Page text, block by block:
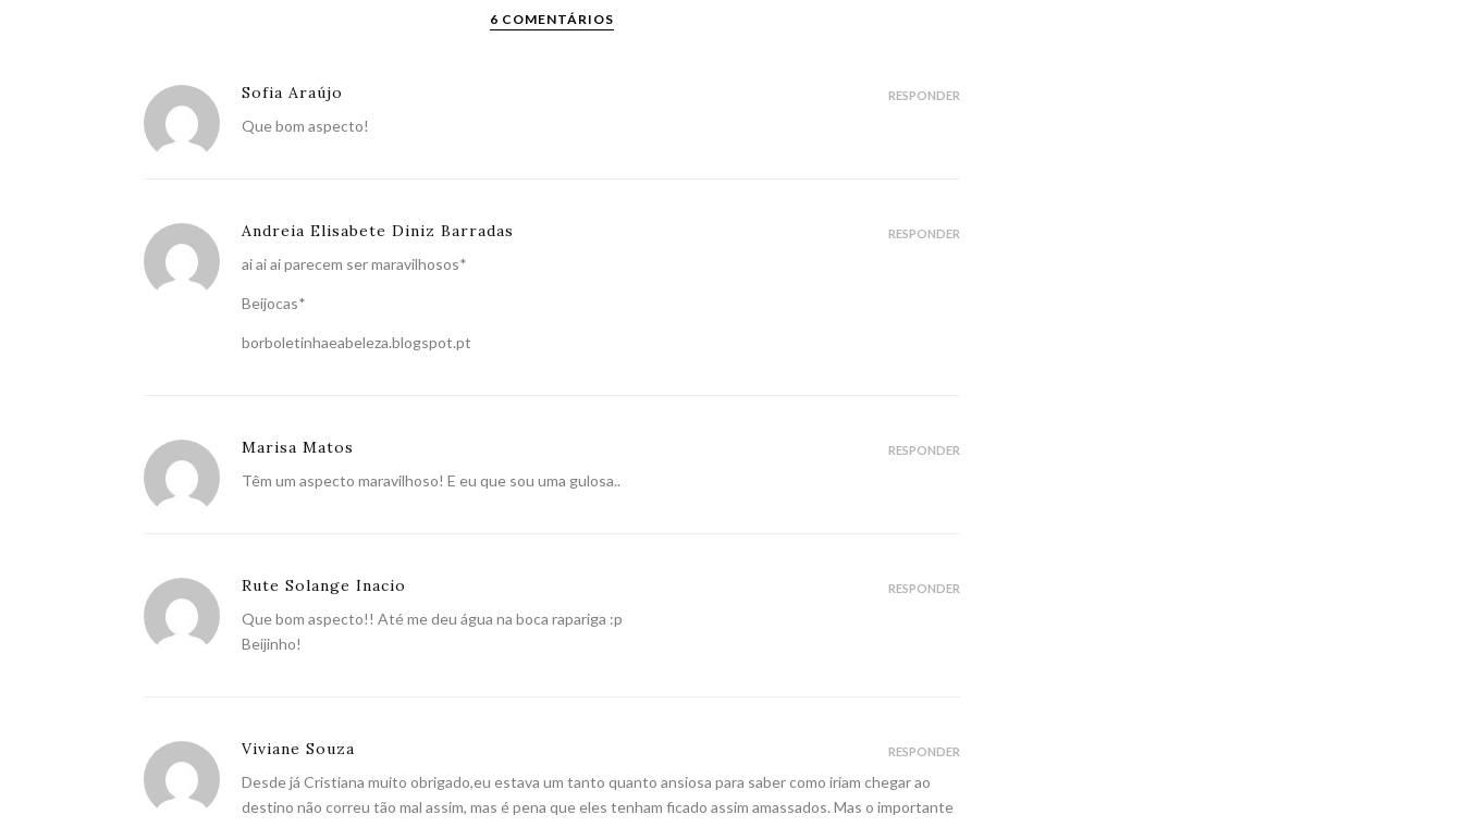
6 COMENTÁRIOS
Sofia Araújo
Que bom aspecto!
RESPONDER
Andreia Elisabete Diniz Barradas
ai ai ai parecem ser maravilhosos*
Beijocas*
borboletinhaeabeleza.blogspot.pt
RESPONDER
Marisa Matos
Têm um aspecto maravilhoso! E eu que sou uma gulosa..
RESPONDER
Rute Solange Inacio
Que bom aspecto!! Até me deu água na boca rapariga :p
Beijinho!
RESPONDER
Viviane Souza
Desde já Cristiana muito obrigado,eu estava um tanto quanto ansiosa para saber como iriam chegar ao
destino não correu tão mal assim, mas é pena que eles tenham ficado assim amassados. Mas o importante
RESPONDER